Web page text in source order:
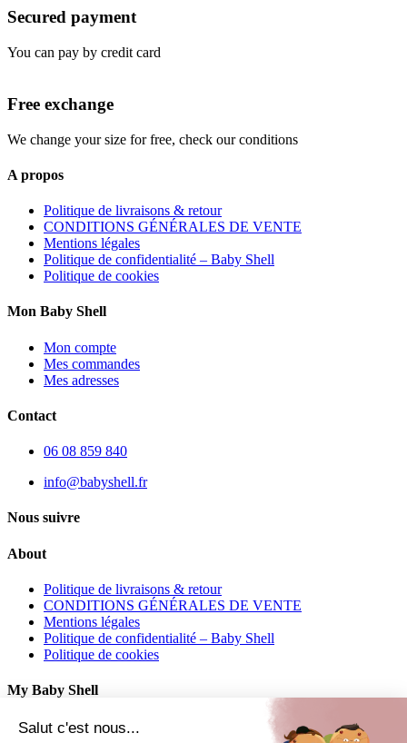
Secured payment
You can pay by credit card
Free exchange
We change your size for free, check our conditions
A propos
Politique de livraisons & retour
CONDITIONS GÉNÉRALES DE VENTE
Mentions légales
Politique de confidentialité – Baby Shell
Politique de cookies
Mon Baby Shell
Mon compte
Mes commandes
Mes adresses
Contact
06 08 859 840
info@babyshell.fr
Nous suivre
About
Politique de livraisons & retour
CONDITIONS GÉNÉRALES DE VENTE
Mentions légales
Politique de confidentialité – Baby Shell
Politique de cookies
My Baby Shell
Mon compte
Salut c'est nous...